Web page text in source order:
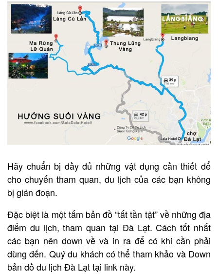
Hãy chuẩn bị đầy đủ những vật dụng cần thiết để
cho chuyến tham quan, du lịch của các bạn không
bị gián đoạn.
Đặc biệt là một tấm bản đồ “tất tần tật” về những địa
điểm du lịch, tham quan tại Đà Lạt. Cách tốt nhất
các bạn nên down về và in ra để có khi cần phải
dùng đến. Quý du khách có thể tham khảo và Down
bản đồ du lịch Đà Lạt tại link này.